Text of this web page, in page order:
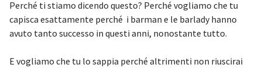
Perché ti stiamo dicendo questo? Perché vogliamo che tu
capisca esattamente perché i barman e le barlady hanno
avuto tanto successo in questi anni, nonostante tutto.
E vogliamo che tu lo sappia perché altrimenti non riuscirai